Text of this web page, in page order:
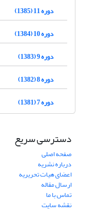
دوره 11 (1385)
دوره 10 (1384)
دوره 9 (1383)
دوره 8 (1382)
دوره 7 (1381)
دسترسی سریع
صفحه اصلی
درباره نشریه
اعضای هیات تحریریه
ارسال مقاله
تماس با ما
نقشه سایت